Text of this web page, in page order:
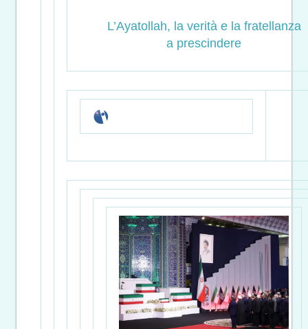
L’Ayatollah, la verità e la fratellanza
a prescindere